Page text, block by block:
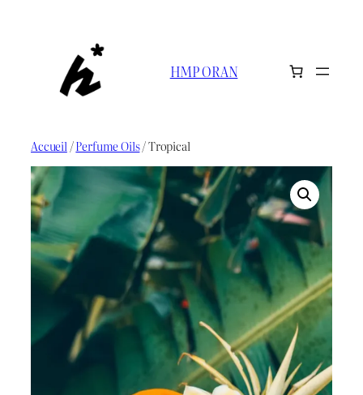
HMP ORAN
Accueil /Perfume Oils/ Tropical